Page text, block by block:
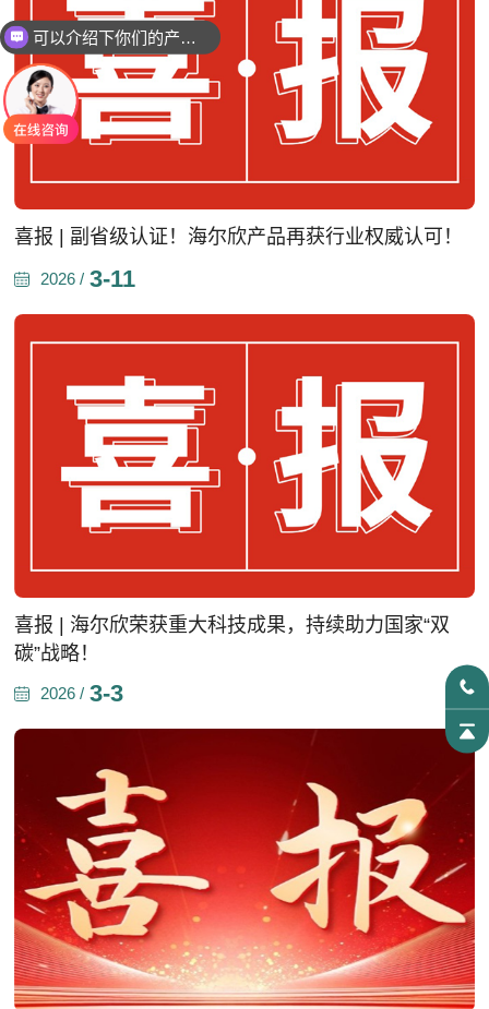
喜报 | 副省级认证！海尔欣产品再获行业权威认可！
2026 / 3-11
喜报 | 海尔欣荣获重大科技成果，持续助力国家“双
碳”战略！
2026 / 3-3
你们是怎么收费的呢